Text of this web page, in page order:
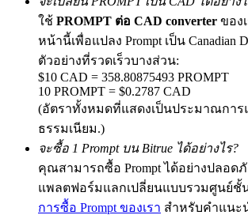
Precious Metals Trading Carnival
Trade Gold & Silver · 33,333 USDT
USDT New User Exclusive 10% APR
USDT Flexible Staking | Daily Rewards
ใช้ PROMPT ต่อ CAD converter ของ
หน้านี้เพื่อแปลง Prompt เป็น Canadian
ตัวอย่างที่รวดเร็วบางส่วน:
$10 CAD = 358.80875493 PROMPT
10 PROMPT = $0.2787 CAD
(อัตราทั้งหมดที่แสดงเป็นประมาณการ
ธรรมเนียม.)
จะซื้อ 1 Prompt บน Bitrue ได้อย่างไร?
คุณสามารถซื้อ Prompt ได้อย่างปลอด
แพลตฟอร์มแลกเปลี่ยนแบบรวมศูนย์ชั้
การซื้อ Prompt ของเรา สำหรับคำแนะ